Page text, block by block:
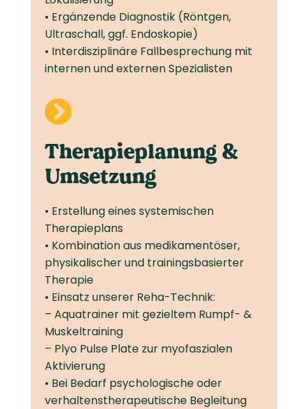
• Ergänzende Diagnostik (Röntgen,
Ultraschall, ggf. Endoskopie)
• Interdisziplinäre Fallbesprechung mit
internen und externen Spezialisten

Therapie­­planung &
Umsetzung
• Erstellung eines systemischen
Therapieplans
• Kombination aus medikamentöser,
physikalischer und trainingsbasierter
Therapie
• Einsatz unserer Reha-Technik:
– Aquatrainer mit gezieltem Rumpf- &
Muskeltraining
– Plyo Pulse Plate zur myofaszialen
Aktivierung
• Bei Bedarf psychologische oder
verhaltenstherapeutische Begleitung